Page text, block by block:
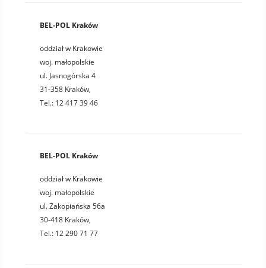
BEL-POL Kraków
oddział w Krakowie
woj. małopolskie
ul. Jasnogórska 4
31-358 Kraków,
Tel.: 12 417 39 46
BEL-POL Kraków
oddział w Krakowie
woj. małopolskie
ul. Zakopiańska 56a
30-418 Kraków,
Tel.: 12 290 71 77